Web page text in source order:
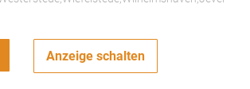
Anzeige schalten